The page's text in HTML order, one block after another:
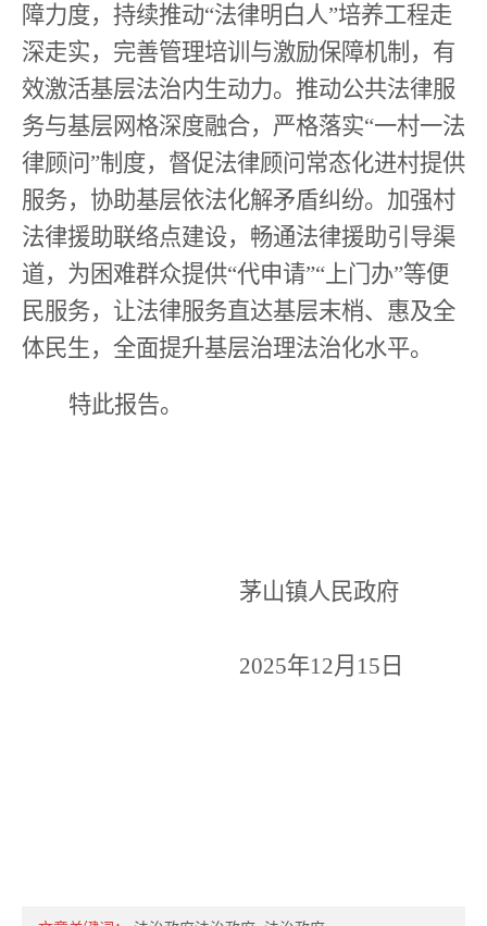
障力度，持续推动“法律明白人”培养工程走
深走实，完善管理培训与激励保障机制，有
效激活基层法治内生动力。推动公共法律服
务与基层网格深度融合，严格落实“一村一法
律顾问”制度，督促法律顾问常态化进村提供
服务，协助基层依法化解矛盾纠纷。加强村
法律援助联络点建设，畅通法律援助引导渠
道，为困难群众提供“代申请”“ 上门办”等便
民服务，让法律服务直达基层末梢、惠及全
体民生，全面提升基层治理法治化水平。
特此报告。
茅山镇人民政府
2025年12月 15 日